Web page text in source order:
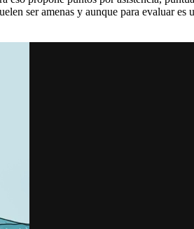
ser amenas y aunque para evaluar